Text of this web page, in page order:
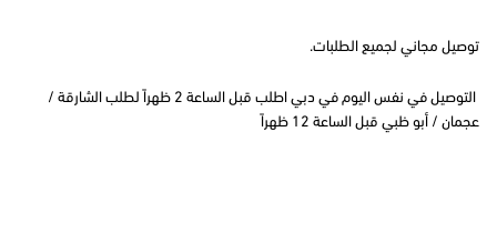
توصيل مجاني لجميع الطلبات.
التوصيل في نفس اليوم في دبي اطلب قبل الساعة 2 ظهراً لطلب الشارقة /
عجمان / أبو ظبي قبل الساعة 12 ظهراً